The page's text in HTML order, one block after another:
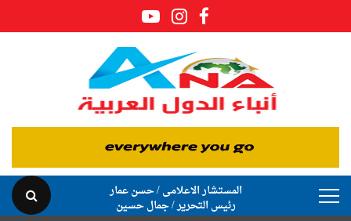
المستشار الاعلامى / حسن عمار
رئيس التحرير / جمال حسين